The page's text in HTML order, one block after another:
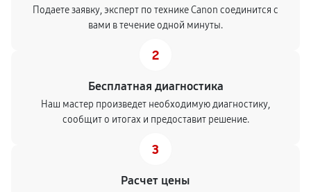
Подаете заявку, эксперт по технике Canon соединится с
вами в течение одной минуты.
2
Бесплатная диагностика
Наш мастер произведет необходимую диагностику,
сообщит о итогах и предоставит решение.
3
Расчет цены